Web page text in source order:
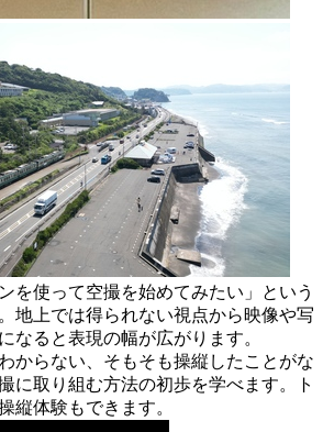
を使って空撮を始めてみたい」という
地上では得られない視点から映像や写
なると表現の幅が広がります。
からない、そもそも操縦したことがな
に取り組む方法の初歩を学べます。ト
縦体験もできます。